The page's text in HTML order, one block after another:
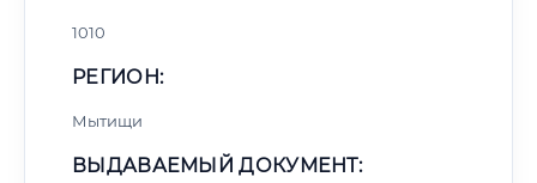
1010
РЕГИОН:
Мытищи
ВЫДАВАЕМЫЙ ДОКУМЕНТ: